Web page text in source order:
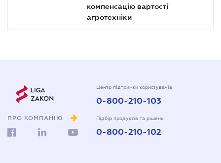
компенсацію вартості
агротехніки
ПРО КОМПАНІЮ
Центр підтримки користувачів
0-800-210-103
Підбір продуктів та рішень
0-800-210-102